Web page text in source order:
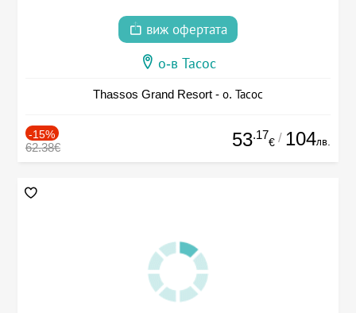
виж офертата
о-в Тасос
Thassos Grand Resort - о. Тасос
-15%
62.38€ 53.17
€ / 104лв.